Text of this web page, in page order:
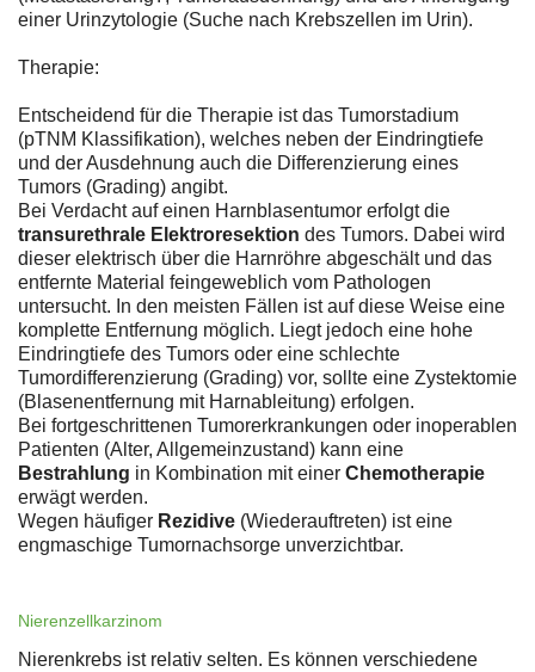
einer Urinzytologie (Suche nach Krebszellen im Urin).
Therapie:
Entscheidend für die Therapie ist das Tumorstadium
(pTNM Klassifikation), welches neben der Eindringtiefe
und der Ausdehnung auch die Differenzierung eines
Tumors (Grading) angibt.
Bei Verdacht auf einen Harnblasentumor erfolgt die
transurethrale Elektroresektion des Tumors. Dabei wird
dieser elektrisch über die Harnröhre abgeschält und das
entfernte Material feingeweblich vom Pathologen
untersucht. In den meisten Fällen ist auf diese Weise eine
komplette Entfernung möglich. Liegt jedoch eine hohe
Eindringtiefe des Tumors oder eine schlechte
Tumordifferenzierung (Grading) vor, sollte eine Zystektomie
(Blasenentfernung mit Harnableitung) erfolgen.
Bei fortgeschrittenen Tumorerkrankungen oder inoperablen
Patienten (Alter, Allgemeinzustand) kann eine
Bestrahlung in Kombination mit einer Chemotherapie
erwägt werden.
Wegen häufiger Rezidive (Wiederauftreten) ist eine
engmaschige Tumornachsorge unverzichtbar.
Nierenzellkarzinom
Nierenkrebs ist relativ selten. Es können verschiedene